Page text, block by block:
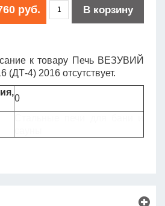
руб. В корзину
к товару Печь ВЕЗУВИЙ
(ДТ-4) 2016 отсутствует.
0